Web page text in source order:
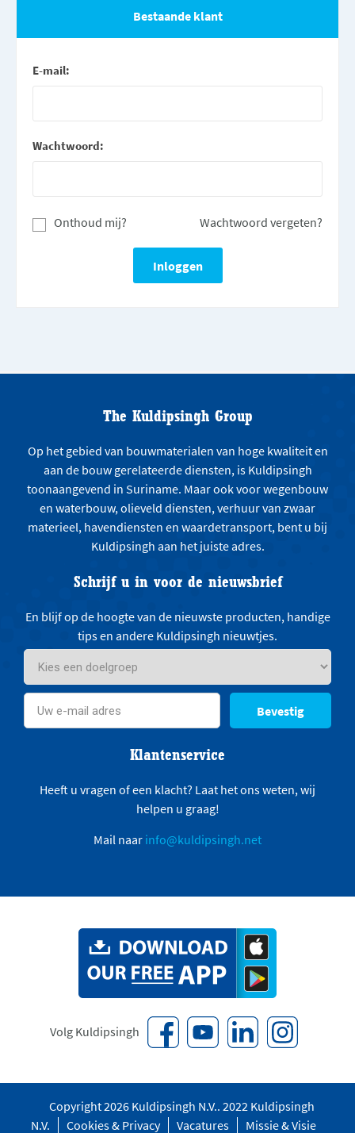
Bestaande klant
E-mail:
Wachtwoord:
Wachtwoord vergeten?
Onthoud mij?
The Kuldipsingh Group
Op het gebied van bouwmaterialen van hoge kwaliteit en
aan de bouw gerelateerde diensten, is Kuldipsingh
toonaangevend in Suriname. Maar ook voor wegenbouw
en waterbouw, olieveld diensten, verhuur van zwaar
materieel, havendiensten en waardetransport, bent u bij
Kuldipsingh aan het juiste adres.
Schrijf u in voor de nieuwsbrief
En blijf op de hoogte van de nieuwste producten, handige
tips en andere Kuldipsingh nieuwtjes.
Bevestig
Klantenservice
Heeft u vragen of een klacht? Laat het ons weten, wij
helpen u graag!
Mail naar info@kuldipsingh.net
Volg Kuldipsingh
Copyright 2026 Kuldipsingh N.V.. 2022 Kuldipsingh
N.V.
Cookies & Privacy Vacatures Missie & Visie